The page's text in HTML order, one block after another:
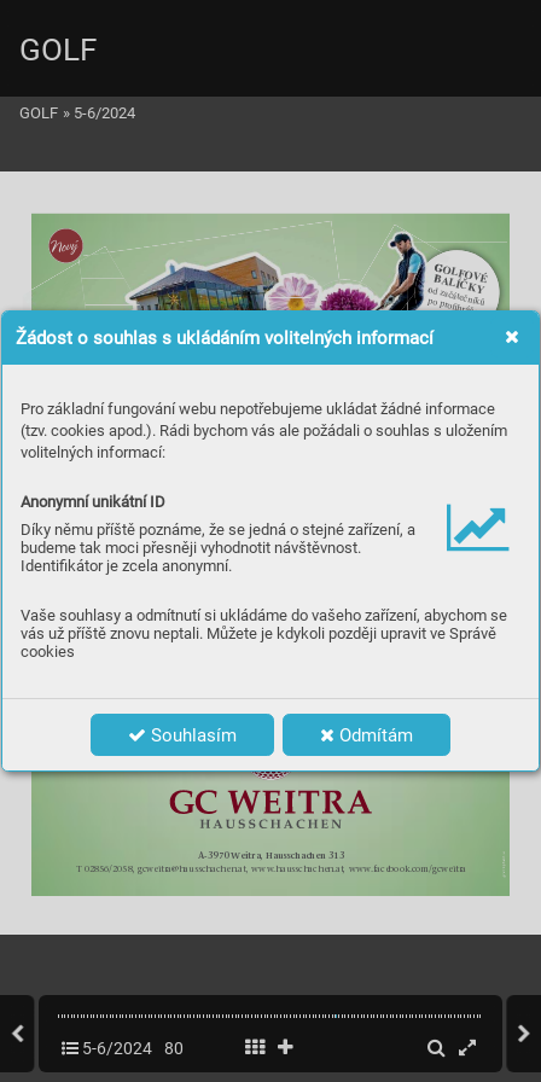
Žádost o souhlas s ukládáním volitelných informací
Pro základní fungování webu nepotřebujeme ukládat žádné informace
(tzv. cookies apod.). Rádi bychom vás ale požádali o souhlas s uložením
volitelných informací:
Anonymní unikátní ID
Díky němu příště poznáme, že se jedná o stejné zařízení, a
budeme tak moci přesněji vyhodnotit návštěvnost.
Identifikátor je zcela anonymní.
Vaše souhlasy a odmítnutí si ukládáme do vašeho zařízení, abychom se
vás už příště znovu neptali. Můžete je kdykoli později upravit ve Správě
cookies
Souhlasím Odmítám
A-3970 Weitra, Hausschachen 313
T 02856/2058, gcweitra@hausschachen.at, www.hausschachen.at, www.facebook.com/gcweitra
Novy
KULTURA A





BALÍ


 !

&

!
GOLF
GOLF » 5-6/2024
5-6/2024 80